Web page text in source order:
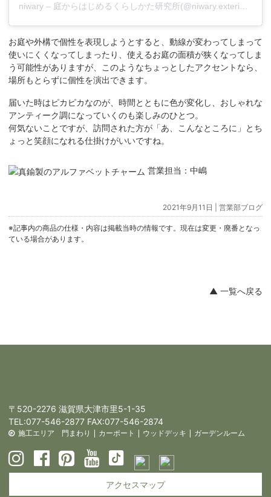
お庭や外構で個性を表現しようとすると、動線が変わってしまって
使いにくくなってしまったり、使えるお庭の面積が狭くなってしま
う可能性がありますが、このようなちょっとしたアクセントなら、
場所もとらずに個性を演出できます。
届いた時はピカピカなのが、時間とともに色が変化し、おしゃれな
アンティーク調になっていくのも楽しみのひとつ。
何気ないことですが、訪問された方が「あ、こんなところに」とち
ょっと笑顔になれる仕掛けがいいですね。
営業担当：中嶋
2021年9月11日 | 営業部ブログ
※記事内の商品の仕様・内容は掲載当時の情報です。現在は変更・廃番となっ
ている場合があります。
▲ 一覧へ戻る
〒520-2276 滋賀県大津市里5-1-35
TEL:077-546-2877 FAX:077-546-2874
施工エリア 門まわり | カーポート | ウッドデッキ | ガーデンルーム
アクセスマップ